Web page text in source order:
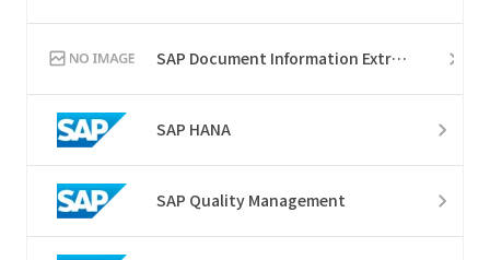
SAP Document Information Extraction
SAP HANA
SAP Quality Management